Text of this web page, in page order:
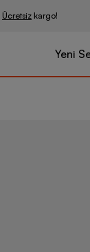
Ücretsiz kargo!
Yeni